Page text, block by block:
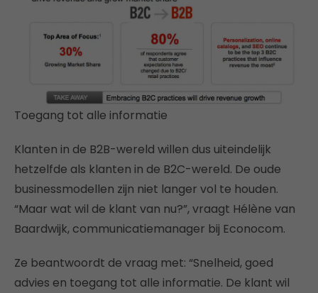
Toegang tot alle informatie
Klanten in de B2B-wereld willen dus uiteindelijk
hetzelfde als klanten in de B2C-wereld. De oude
businessmodellen zijn niet langer vol te houden.
“Maar wat wil de klant van nu?”, vraagt Hélène van
Baardwijk, communicatiemanager bij Econocom.
Ze beantwoordt de vraag met: “Snelheid, goed
advies en toegang tot alle informatie. De klant wil